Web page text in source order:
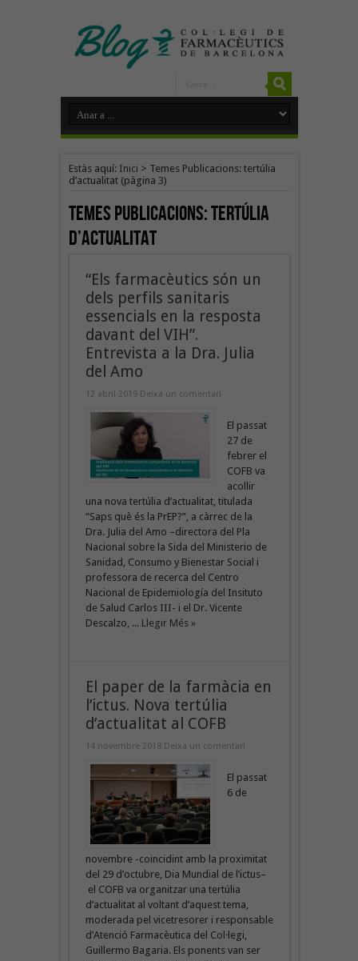
Estàs aquí: Inici > Temes Publicacions: tertúlia
d’actualitat(pàgina 3)
Temes Publicacions:tertúlia
d’actualitat
“Els farmacèutics són un
dels perfils sanitaris
essencials en la resposta
davant del VIH”.
Entrevista a la Dra. Julia
del Amo
12 abril 2019 Deixa un comentari
El passat
27 de
febrer el
COFB va
acollir
una nova tertúlia d’actualitat, titulada
“Saps què és la PrEP?”, a càrrec de la
Dra. Julia del Amo –directora del Pla
Nacional sobre la Sida del Ministerio de
Sanidad, Consumo y Bienestar Social i
professora de recerca del Centro
Nacional de Epidemiología del Insituto
de Salud Carlos III- i el Dr. Vicente
Descalzo, ... Llegir Més »
El paper de la farmàcia en
l’ictus. Nova tertúlia
d’actualitat al COFB
14 novembre 2018 Deixa un comentari
El passat
6 de
novembre -coincidint amb la proximitat
del 29 d’octubre, Dia Mundial de l’ictus–
el COFB va organitzar una tertúlia
d’actualitat al voltant d’aquest tema,
moderada pel vicetresorer i responsable
d’Atenció Farmacèutica del Col·legi,
Guillermo Bagaria. Els ponents van ser